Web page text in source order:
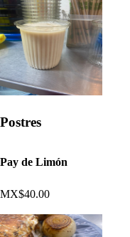
Postres
Pay de Limón
MX$40.00